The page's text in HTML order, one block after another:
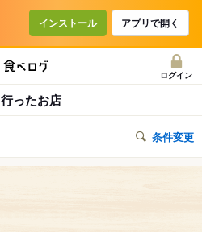
インストール アプリで開く
ログイン
行ったお店
条件変更